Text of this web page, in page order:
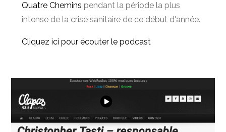
Quatre Chemins pendant la période la plus
intense de la crise sanitaire de ce début d'année.
Cliquez ici pour écouter le podcast